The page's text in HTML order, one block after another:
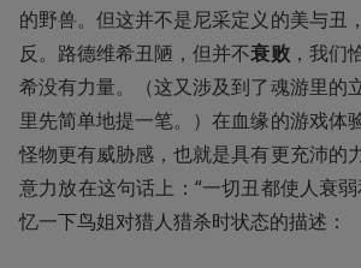
的野兽。但这并不是尼采定义的美与丑
反。路德维希丑陋，但并不衰败，我们
希没有力量。（这又涉及到了魂游里的
里先简单地提一笔。）在血缘的游戏体
怪物更有威胁感，也就是具有更充沛的
意力放在这句话上：“一切丑都使人衰
忆一下鸟姐对猎人猎杀时状态的描述：